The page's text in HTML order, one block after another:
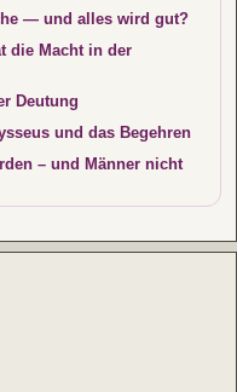
— und alles wird gut?
die Macht in der
Deutung
und das Begehren
– und Männer nicht